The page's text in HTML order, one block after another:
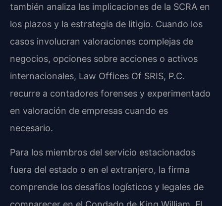
también analiza las implicaciones de la SCRA en
los plazos y la estrategia de litigio. Cuando los
casos involucran valoraciones complejas de
negocios, opciones sobre acciones o activos
internacionales, Law Offices Of SRIS, P.C.
recurre a contadores forenses y experimentado
en valoración de empresas cuando es
necesario.
Para los miembros del servicio estacionados
fuera del estado o en el extranjero, la firma
comprende los desafíos logísticos y legales de